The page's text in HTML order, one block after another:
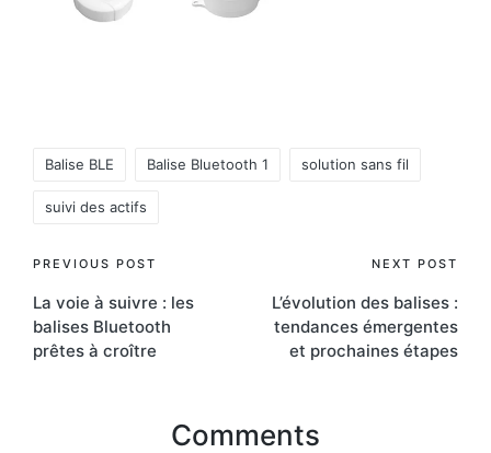
Balise BLE Balise Bluetooth 1 solution sans fil
suivi des actifs
Post
navigation
PREVIOUS POST
La voie à suivre : les
balises Bluetooth
prêtes à croître
NEXT POST
L’évolution des balises :
tendances émergentes
et prochaines étapes
Comments